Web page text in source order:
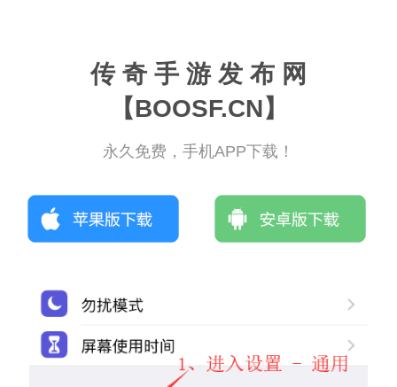
传 奇 手 游 发 布 网
【BOOSF.CN】
永久免费，手机APP下载！